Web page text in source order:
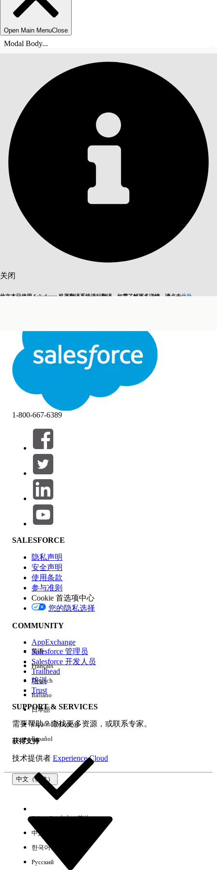
Open Main MenuClose
Modal Body...
关闭
此文本已使用 Salesforce 机器翻译系统进行翻译。如需了解更多详情，请点击此处
关闭关闭
目录
筛选器 (0)
选择筛选器
产品区域
功能影响
版本
体验
1-800-667-6389
SALESFORCE
隐私声明
安全声明
使用条款
参与准则
Cookie 首选项中心
您的隐私选择
COMMUNITY
AppExchange
Salesforce 管理员
Salesforce 开发人员
Trailhead
培训
Trust
SUPPORT & SERVICES
需要帮助？查找更多资源，或联系专家。
获得支持
技术提供者 Experience Cloud
中文（简体）
英语
Français
Deutsch
Italiano
日本語
Español (México)
Español
Select Org中文（简体）
中文（繁体）
한국어
Русский